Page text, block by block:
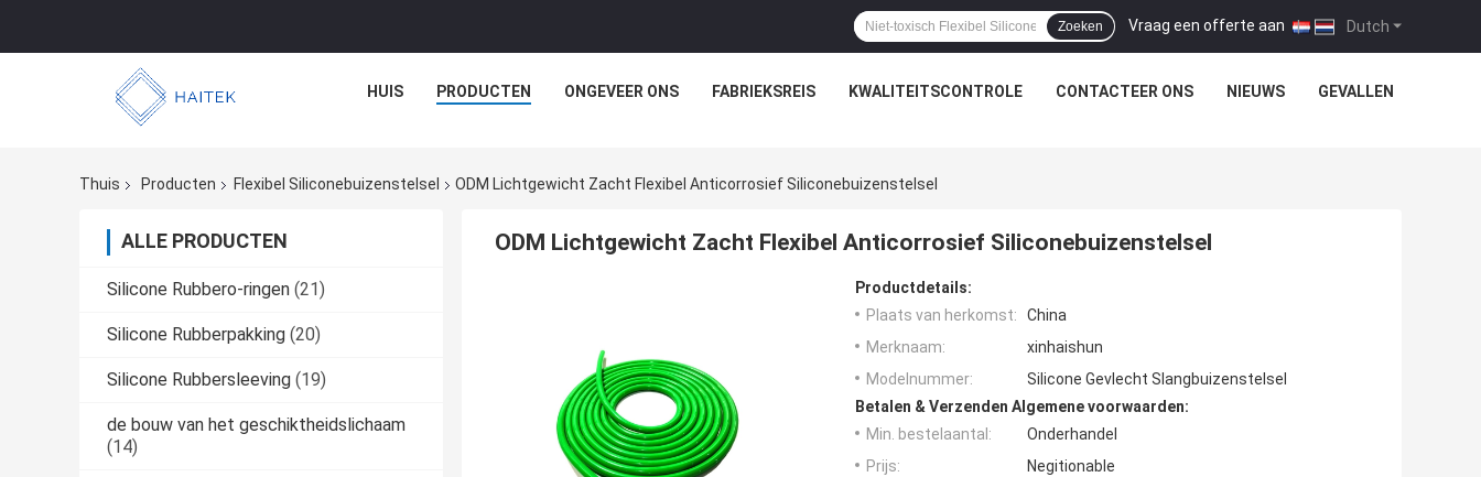
Dutch
Vraag een offerte aan |
Zoeken
HUIS PRODUCTEN ONGEVEER ONS FABRIEKSREIS KWALITEITSCONTROLE CONTACTEER ONS NIEUWS GEVALLEN
Thuis Producten Flexibel Siliconebuizenstelsel ODM Lichtgewicht Zacht Flexibel Anticorrosief Siliconebuizenstelsel
ALLE PRODUCTEN
Silicone Rubbero-ringen (21)
Silicone Rubberpakking (20)
Silicone Rubbersleeving (19)
de bouw van het geschiktheidslichaam
(14)
ODM Lichtgewicht Zacht Flexibel Anticorrosief Siliconebuizenstelsel
Productdetails:
Plaats van herkomst:
China
Merknaam:
xinhaishun
Modelnummer:
Silicone Gevlecht Slangbuizenstelsel
Betalen & Verzenden Algemene voorwaarden:
Min. bestelaantal:
Onderhandel
Prijs:
Negitionable